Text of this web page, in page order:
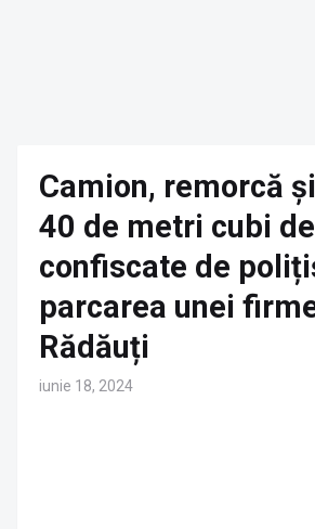
Camion, remorcă
40 de metri cubi
confiscate de
parcarea unei
Rădăuți
iunie 18, 2024